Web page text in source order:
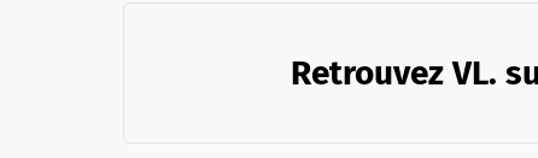
Retrouvez VL.